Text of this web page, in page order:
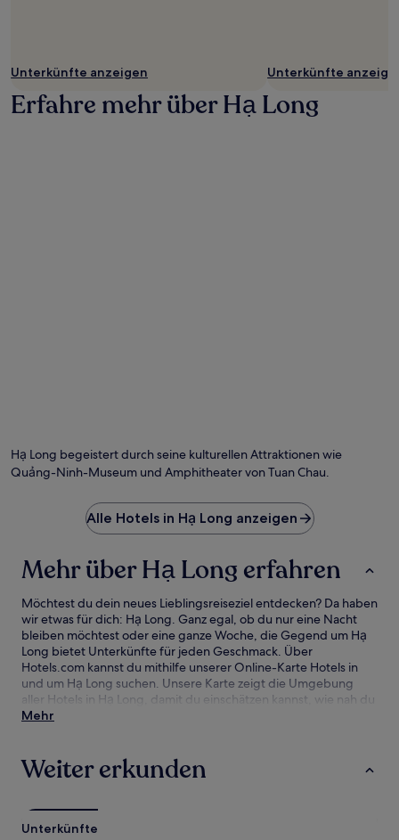
Unterkünfte anzeigen Unterkünfte
Erfahre mehr über Hạ Long
Hạ Long begeistert durch seine kulturellen Attraktionen wie
Quảng-Ninh-Museum und Amphitheater von Tuan Chau.
Alle Hotels in Hạ Long anzeigen
Mehr über Hạ Long erfahren
Möchtest du dein neues Lieblingsreiseziel entdecken? Da haben
wir etwas für dich: Hạ Long. Ganz egal, ob du nur eine Nacht
bleiben möchtest oder eine ganze Woche, die Gegend um Hạ
Long bietet Unterkünfte für jeden Geschmack. Über
Hotels.com kannst du mithilfe unserer Online-Karte Hotels in
und um Hạ Long suchen. Unsere Karte zeigt die Umgebung
aller Hotels in Hạ Long, damit du einschätzen kannst, wie nah du
an Sehenswürdigkeiten und Attraktionen bist. Anschließend
Mehr
Weiter erkunden
Unterkünfte